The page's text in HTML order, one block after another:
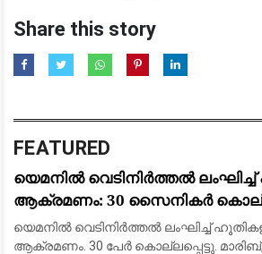
Share this story
FEATURED
യെമനിൽ വെടിനിർത്തൽ
ആക്രമണം: 30 സൈനികർ
ശേഷമുള്ള ഏറ്റവും വലിയ
യെമനിൽ വെടിനിർത്തൽ ലംഘിച്ച്
ആക്രമണം. 30 പേർ കൊല്ലപ്പെട്ടു.